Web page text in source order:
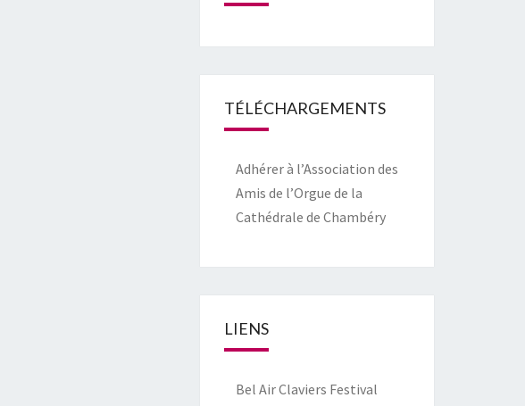
TÉLÉCHARGEMENTS
Adhérer à l’Association des
Amis de l’Orgue de la
Cathédrale de Chambéry
LIENS
Bel Air Claviers Festival